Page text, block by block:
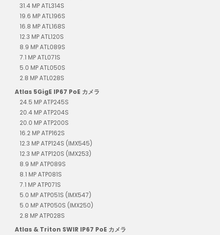
31.4 MP ATL314S
19.6 MP ATL196S
16.8 MP ATL168S
12.3 MP ATL120S
8.9 MP ATL089S
7.1 MP ATL071S
5.0 MP ATL050S
2.8 MP ATL028S
Atlas 5GigE IP67 PoE カメラ
24.5 MP ATP245S
20.4 MP ATP204S
20.0 MP ATP200S
16.2 MP ATP162S
12.3 MP ATP124S (IMX545)
12.3 MP ATP120S (IMX253)
8.9 MP ATP089S
8.1 MP ATP081S
7.1 MP ATP071S
5.0 MP ATP051S (IMX547)
5.0 MP ATP050S (IMX250)
2.8 MP ATP028S
Atlas & Triton SWIR IP67 PoE カメラ